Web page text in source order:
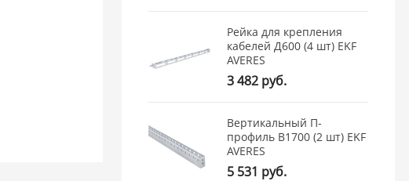
Рейка для крепления
кабелей Д600 (4 шт) EKF
AVERES
3 482 руб.
Вертикальный П-
профиль В1700 (2 шт) EKF
AVERES
5 531 руб.